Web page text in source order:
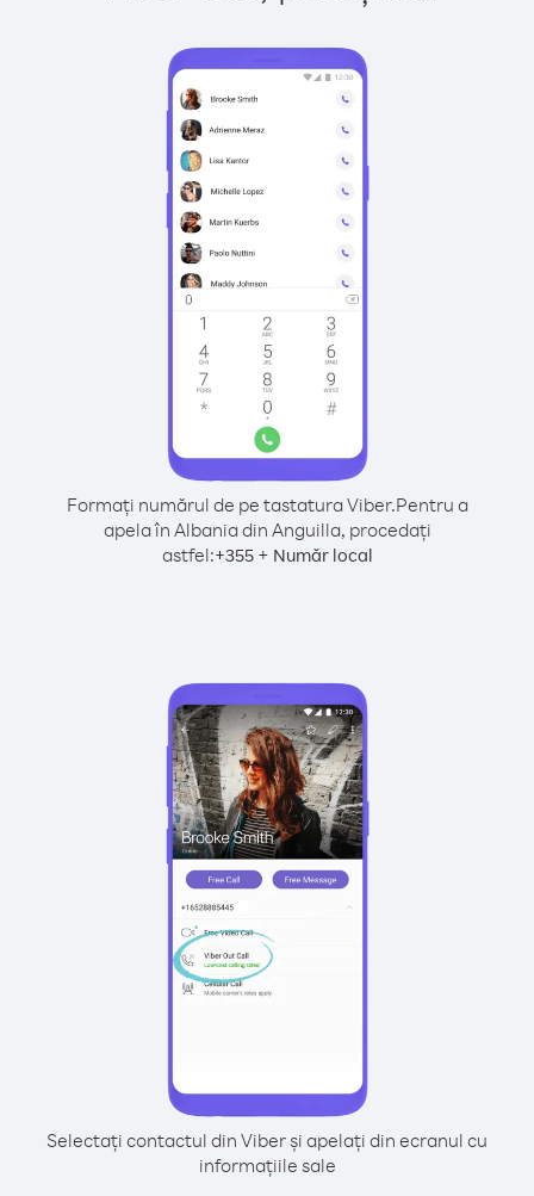
Formați numărul de pe tastatura Viber.Pentru a
apela în Albania din Anguilla, procedați
astfel:+355+ Număr local
Selectați contactul din Viber și apelați din ecranul cu
informațiile sale